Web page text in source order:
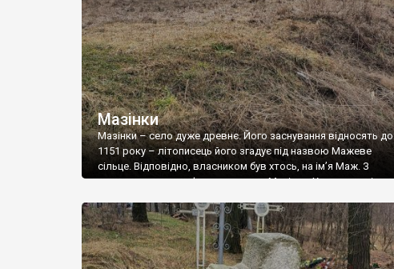
Мазінки
Мазінки – село дуже древнє. Його заснування відносять до
1151 року – літописець його згадує під назвою Мажеве
сільце. Відповідно, власником був хтось, на ім’я Маж. З
часом назва трансформувалася у Мазінки. Хоча є версія,
розміщена курганна група «Три могили» – це могили скіфів-
орачів. На […]